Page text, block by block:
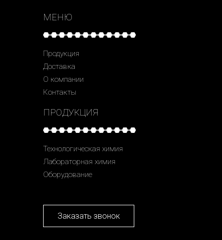
МЕНЮ
Продукция
Доставка
О компании
Контакты
ПРОДУКЦИЯ
Технологическая химия
Лабораторная химия
Оборудование
Заказать звонок